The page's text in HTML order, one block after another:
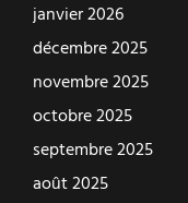
janvier 2026
décembre 2025
novembre 2025
octobre 2025
septembre 2025
août 2025